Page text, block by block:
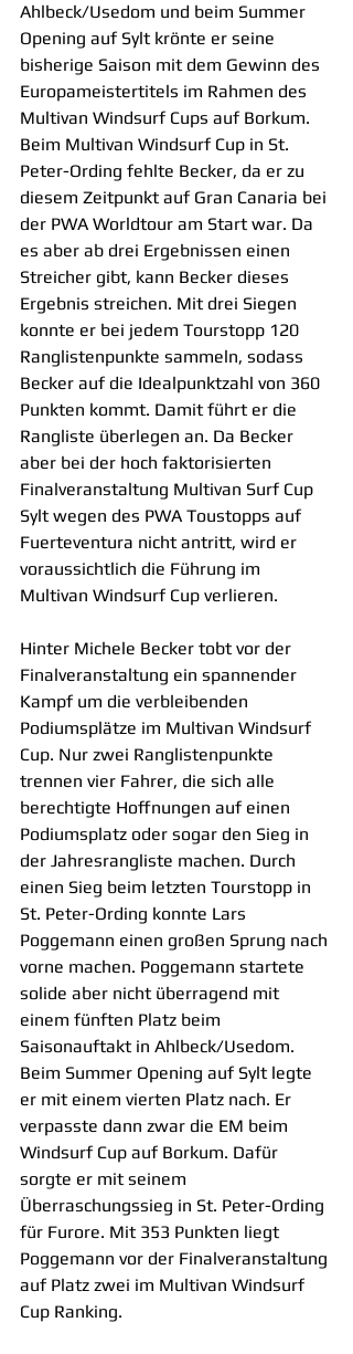
Ahlbeck/Usedom und beim Summer
Opening auf Sylt krönte er seine
bisherige Saison mit dem Gewinn des
Europameistertitels im Rahmen des
Multivan Windsurf Cups auf Borkum.
Beim Multivan Windsurf Cup in St.
Peter-Ording fehlte Becker, da er zu
diesem Zeitpunkt auf Gran Canaria bei
der PWA Worldtour am Start war. Da
es aber ab drei Ergebnissen einen
Streicher gibt, kann Becker dieses
Ergebnis streichen. Mit drei Siegen
konnte er bei jedem Tourstopp 120
Ranglistenpunkte sammeln, sodass
Becker auf die Idealpunktzahl von 360
Punkten kommt. Damit führt er die
Rangliste überlegen an. Da Becker
aber bei der hoch faktorisierten
Finalveranstaltung Multivan Surf Cup
Sylt wegen des PWA Toustopps auf
Fuerteventura nicht antritt, wird er
voraussichtlich die Führung im
Multivan Windsurf Cup verlieren.
Hinter Michele Becker tobt vor der
Finalveranstaltung ein spannender
Kampf um die verbleibenden
Podiumsplätze im Multivan Windsurf
Cup. Nur zwei Ranglistenpunkte
trennen vier Fahrer, die sich alle
berechtigte Hoffnungen auf einen
Podiumsplatz oder sogar den Sieg in
der Jahresrangliste machen. Durch
einen Sieg beim letzten Tourstopp in
St. Peter-Ording konnte Lars
Poggemann einen großen Sprung nach
vorne machen. Poggemann startete
solide aber nicht überragend mit
einem fünften Platz beim
Saisonauftakt in Ahlbeck/Usedom.
Beim Summer Opening auf Sylt legte
er mit einem vierten Platz nach. Er
verpasste dann zwar die EM beim
Windsurf Cup auf Borkum. Dafür
sorgte er mit seinem
Überraschungssieg in St. Peter-Ording
für Furore. Mit 353 Punkten liegt
Poggemann vor der Finalveranstaltung
auf Platz zwei im Multivan Windsurf
Cup Ranking.